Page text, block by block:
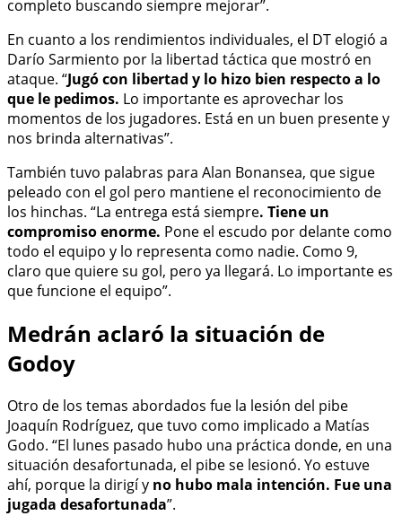
completo buscando siempre mejorar”.
En cuanto a los rendimientos individuales, el DT elogió a
Darío Sarmiento por la libertad táctica que mostró en
ataque. “Jugó con libertad y lo hizo bien respecto a lo
que le pedimos. Lo importante es aprovechar los
momentos de los jugadores. Está en un buen presente y
nos brinda alternativas”.
También tuvo palabras para Alan Bonansea, que sigue
peleado con el gol pero mantiene el reconocimiento de
los hinchas. “La entrega está siempre. Tiene un
compromiso enorme. Pone el escudo por delante como
todo el equipo y lo representa como nadie. Como 9,
claro que quiere su gol, pero ya llegará. Lo importante es
que funcione el equipo”.
Medrán aclaró la situación de
Godoy
Otro de los temas abordados fue la lesión del pibe
Joaquín Rodríguez, que tuvo como implicado a Matías
Godo. “El lunes pasado hubo una práctica donde, en una
situación desafortunada, el pibe se lesionó. Yo estuve
ahí, porque la dirigí y no hubo mala intención. Fue una
jugada desafortunada”.